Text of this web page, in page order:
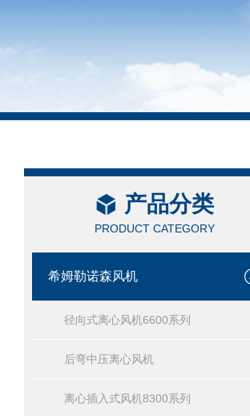
产品分类
PRODUCT CATEGORY
希姆勒诺森风机
径向式离心风机6600系列
后弯中压离心风机
离心插入式风机8300系列